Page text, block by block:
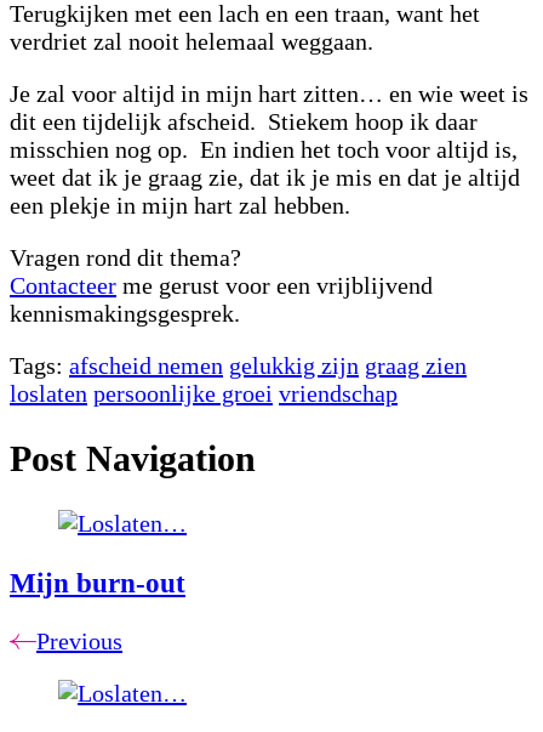
Terugkijken met een lach en een traan, want het
verdriet zal nooit helemaal weggaan.
Je zal voor altijd in mijn hart zitten… en wie weet is
dit een tijdelijk afscheid. Stiekem hoop ik daar
misschien nog op. En indien het toch voor altijd is,
weet dat ik je graag zie, dat ik je mis en dat je altijd
een plekje in mijn hart zal hebben.
Vragen rond dit thema?
Contacteer me gerust voor een vrijblijvend
kennismakingsgesprek.
Tags: afscheid nemen gelukkig zijn graag zien
loslaten persoonlijke groei vriendschap
Post Navigation
Mijn burn-out
Previous